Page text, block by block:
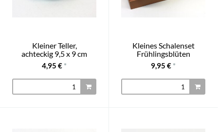
Kleiner Teller,
achteckig 9,5 x 9 cm
4,95 € *
Kleines Schalenset
Frühlingsblüten
9,95 € *